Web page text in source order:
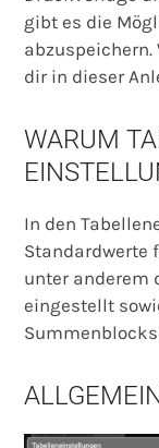
gibt es die
dir in dieser
WARUM
In den
Standardwerte
unter anderem
eingestellt